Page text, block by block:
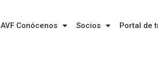
AVF Conócenos Socios Portal de